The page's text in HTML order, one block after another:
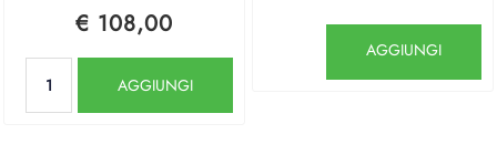
€ 108,00
AGGIUNGI
AGGIUNGI